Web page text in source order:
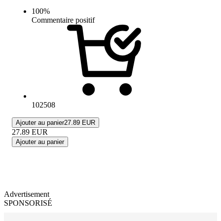
100%
Commentaire positif
102508
Ajouter au panier27.89 EUR
27.89 EUR
Ajouter au panier
Advertisement
SPONSORISÉ